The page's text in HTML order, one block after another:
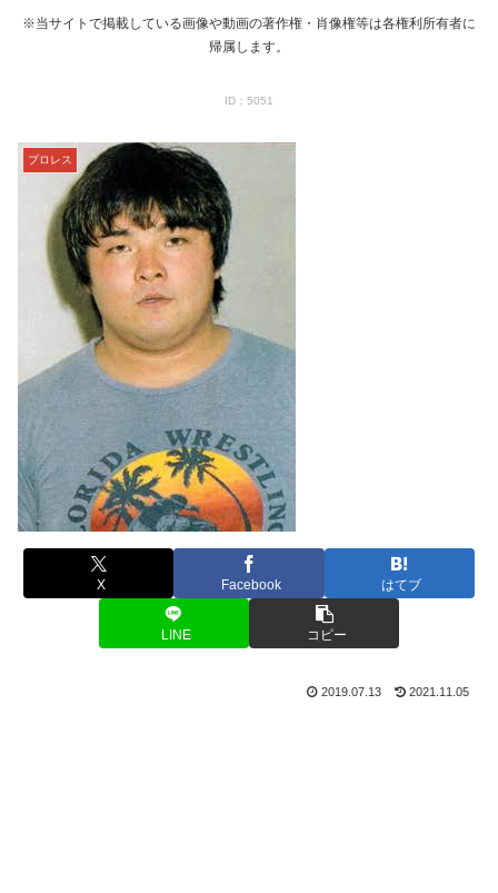
※当サイトで掲載している画像や動画の著作権・肖像権等は各権利所有者に
帰属します。
ID：5051
プロレス
X Facebook はてブ
LINE コピー
2019.07.13 2021.11.05